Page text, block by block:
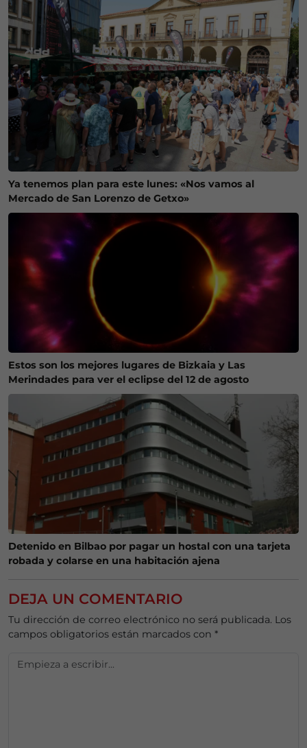
Ya tenemos plan para este lunes: «Nos vamos al
Mercado de San Lorenzo de Getxo»
Estos son los mejores lugares de Bizkaia y Las
Merindades para ver el eclipse del 12 de agosto
Detenido en Bilbao por pagar un hostal con una tarjeta
robada y colarse en una habitación ajena
DEJA UN COMENTARIO
Tu dirección de correo electrónico no será publicada. Los
campos obligatorios están marcados con *